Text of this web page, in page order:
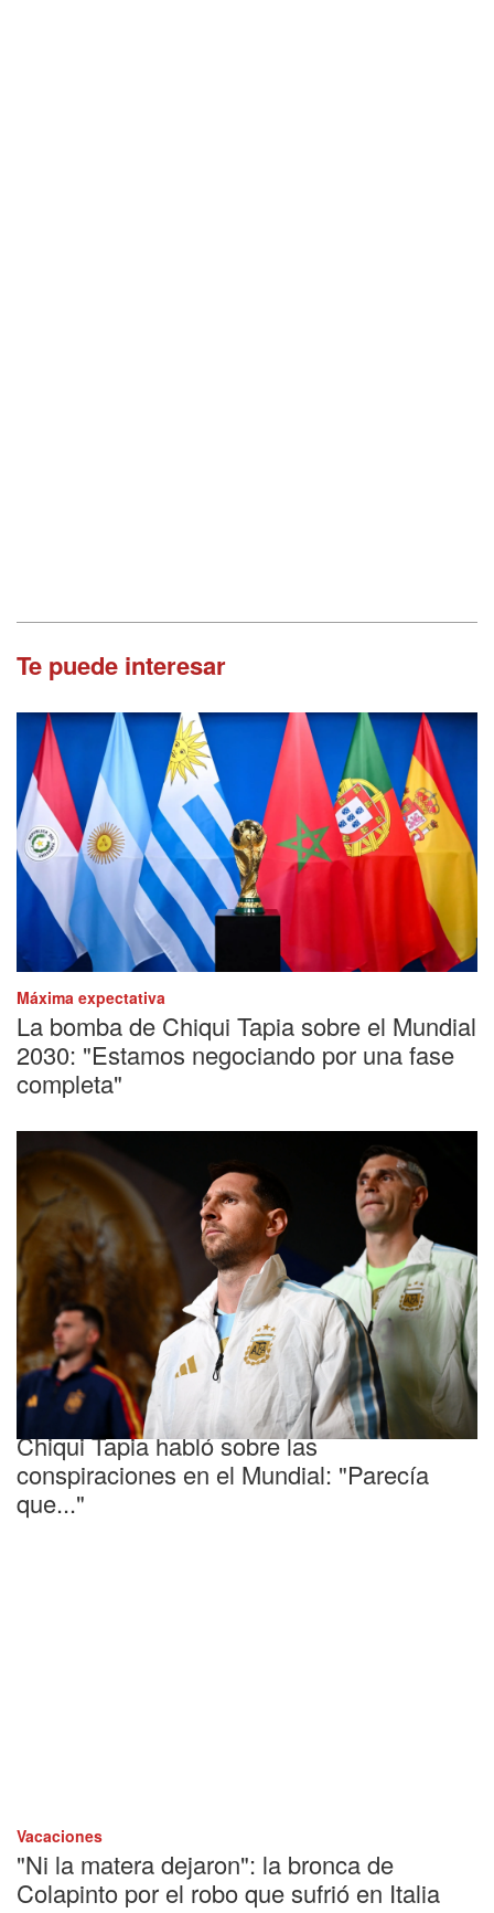
Te puede interesar
Máxima expectativa
La bomba de Chiqui Tapia sobre el Mundial
2030: "Estamos negociando por una fase
completa"
Selección Argentina
Chiqui Tapia habló sobre las
conspiraciones en el Mundial: "Parecía
que..."
Vacaciones
"Ni la matera dejaron": la bronca de
Colapinto por el robo que sufrió en Italia